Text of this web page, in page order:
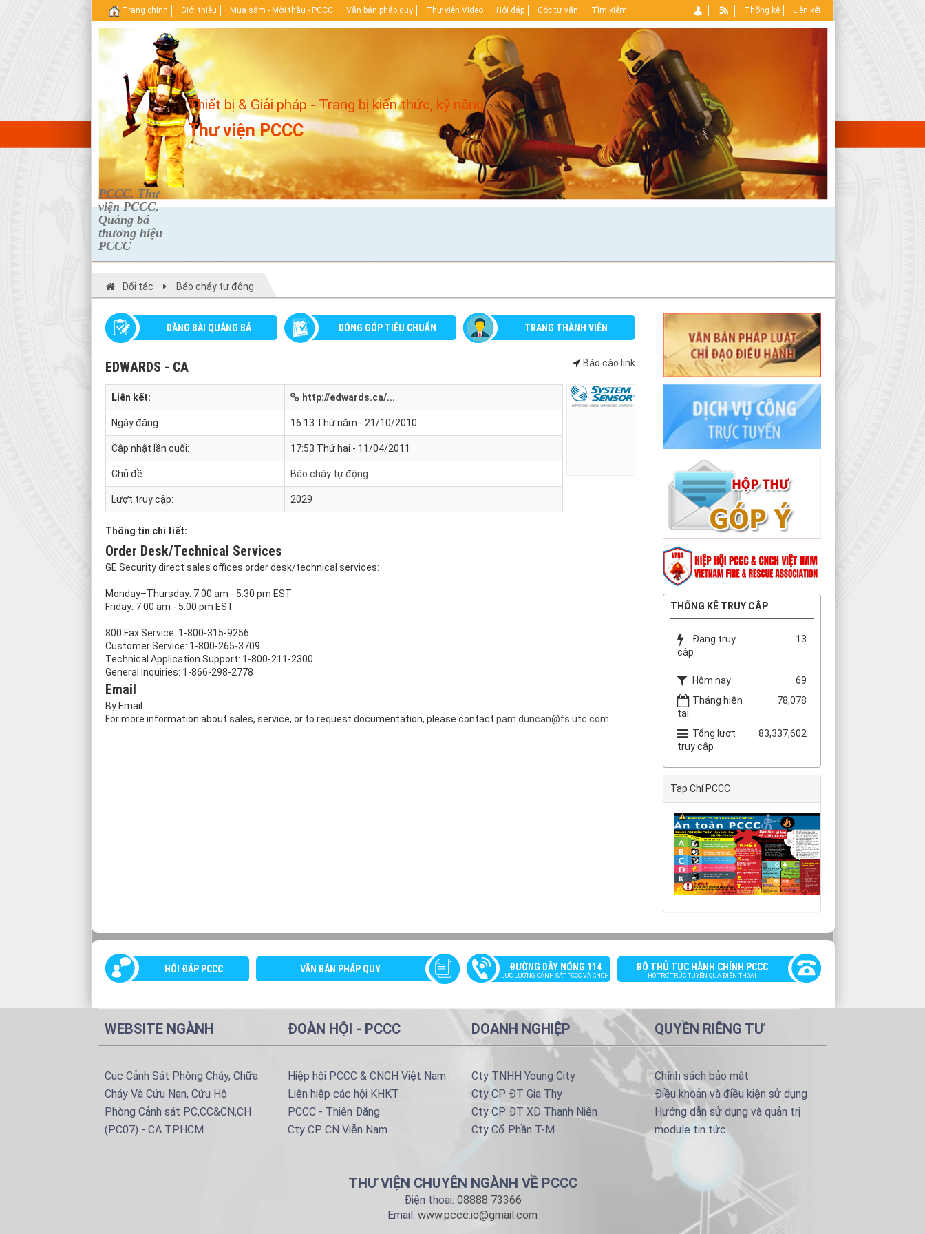
PCCC, Thư
viện PCCC,
Quảng bá
thương hiệu
PCCC
Thiết bị & Giải pháp - Trang bị kiến thức, kỹ năng
Thư viện PCCC
Trang chính Giới thiệu Mua sắm - Mời thầu - PCCC Văn bản pháp quy Thư viện Video Hỏi đáp Góc tư vấn Tìm kiếm Thống kê Liên kết
Đối tác Báo cháy tự động
ĐĂNG BÀI QUẢNG BÁ ĐÓNG GÓP TIÊU CHUẨN TRANG THÀNH VIÊN
Báo cáo link
EDWARDS - CA
Liên kết: http://edwards.ca/...
Ngày đăng: 16:13 Thứ năm - 21/10/2010
Cập nhật lần cuối: 17:53 Thứ hai - 11/04/2011
Chủ đề: Báo cháy tự động
Lượt truy cập: 2029
Thông tin chi tiết:
Order Desk/Technical Services
GE Security direct sales offices order desk/technical services:
Monday–Thursday: 7:00 am - 5:30 pm EST
Friday: 7:00 am - 5:00 pm EST
800 Fax Service: 1-800-315-9256
Customer Service: 1-800-265-3709
Technical Application Support: 1-800-211-2300
General Inquiries: 1-866-298-2778
Email
By Email
For more information about sales, service, or to request documentation, please contact pam.duncan@fs.utc.com
THỐNG KÊ TRUY CẬP
Đang truy
cập
13
Hôm nay
69
Tháng hiện
tại
78,078
Tổng lượt
truy cập
83,337,602
Tạp Chí PCCC
HÓI ĐÁP PCCC VĂN BẢN PHÁP QUY ĐƯỜNG DÂY NÓNG 114
LỰC LƯỢNG CẢNH SÁT PCCC VÀ CNCH
BỘ THỦ TỤC HÀNH CHÍNH PCCC
HỖ TRỢ TRỰC TUYẾN QUA ĐIỆN THOẠI
WEBSITE NGÀNH
Cục Cảnh Sát Phòng Cháy, Chữa
Cháy Và Cứu Nạn, Cứu Hộ
Phòng Cảnh sát PC,CC&CN,CH
(PC07) - CA TPHCM
ĐOÀN HỘI - PCCC
Hiệp hội PCCC & CNCH Việt Nam
Liên hiệp các hội KHKT
PCCC - Thiên Đăng
Cty CP CN Viễn Nam
DOANH NGHIỆP
Cty TNHH Young City
Cty CP ĐT Gia Thy
Cty CP ĐT XD Thanh Niên
Cty Cổ Phần T-M
QUYỀN RIÊNG TƯ
Chính sách bảo mật
Điều khoản và điều kiện sử dụng
Hướng dẫn sử dụng và quản trị
module tin tức
THƯ VIỆN CHUYÊN NGÀNH VỀ PCCC
Điện thoại: 08888 73366
Email: www.pccc.io@gmail.com